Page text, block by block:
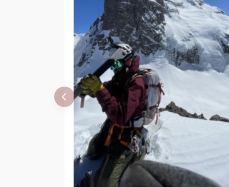
20/11/05
Álvaro Vivanco
20/11/05
David Valdés
Juan Francisco
Bustos
Felipe Ochsenius
Javier Echecopar
22/01/05
Rodrigo Colipi
12/12/04
Andrés Guzmán,
Roberto Olivares,
Rodrigo, Cristian
28/11/04
Daniel
Sepulveda(Coloro),
Nico Negro,
04/03/04
Miguel Barrios